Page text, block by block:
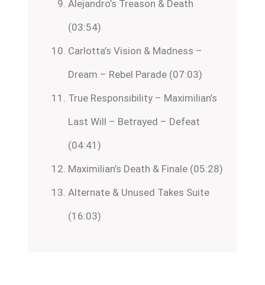
Alejandro’s Treason & Death
(03:54)
Carlotta’s Vision & Madness –
Dream – Rebel Parade (07:03)
True Responsibility – Maximilian’s
Last Will – Betrayed – Defeat
(04:41)
Maximilian’s Death & Finale (05:28)
Alternate & Unused Takes Suite
(16:03)